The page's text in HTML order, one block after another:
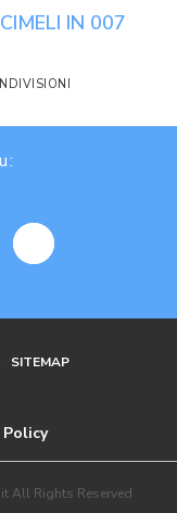
IN 007
SITEMAP
All Rights Reserved